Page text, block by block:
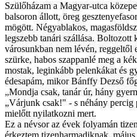
Szülőházam a Magyar-utca
balsoron állott, öreg
mögött. Négyablakos,
legszebb tanári szállása. Boltozott
városunkban nem lévén, reggeltől
szürke, habos szappanlé meg a
mostak, leginkább pelenkákat és
édesapám, mikor Bánffy Dezső
„Mondja csak, tanár úr, hány
„Várjunk csak!" - s néhány percig
mielőtt nyilatkozni mert.
Ez a névsor az évek folyamán